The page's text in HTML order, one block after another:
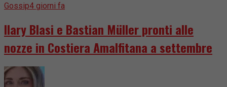
Gossip4 giorni fa
Ilary Blasi e Bastian Müller pronti alle
nozze in Costiera Amalfitana a settembre